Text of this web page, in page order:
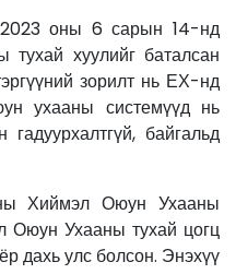
оны 6 сарын 14-нд
хуулийг баталсан
зорилт нь ЕХ-нд
ухааны системүүд нь
байгальд
Хиймэл Оюун Ухааны
Оюун Ухааны тухай цогц
дахь улс болсон. Энэхүү